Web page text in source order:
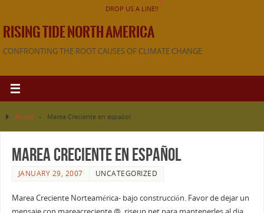
DROP US A LINE!!
RISING TIDE NORTH AMERICA
CONFRONTING THE ROOT CAUSES OF CLIMATE CHANGE
Home » Marea Creciente en español
Marea Creciente en español
JANUARY 29, 2007 UNCATEGORIZED
Marea Creciente Norteamérica- bajo construcción. Favor de dejar un